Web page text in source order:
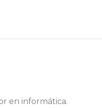
en informática.